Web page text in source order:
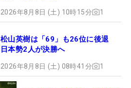
2026年8月8日 (土) 10時15分 1
松山英樹は「69」も26位に後退
日本勢2人が決勝へ
2026年8月8日 (土) 08時41分 1